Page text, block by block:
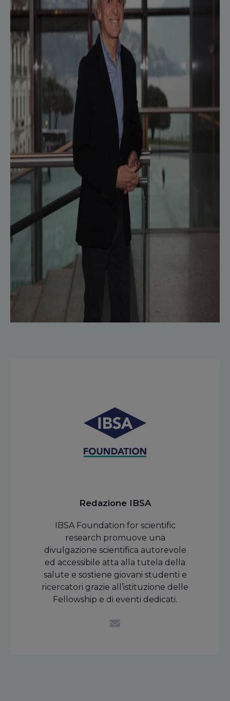
Redazione IBSA
IBSA Foundation for scientific
research promuove una
divulgazione scientifica autorevole
ed accessibile atta alla tutela della
salute e sostiene giovani studenti e
ricercatori grazie all’istituzione delle
Fellowship e di eventi dedicati.